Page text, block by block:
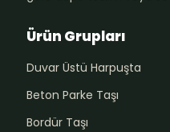
Ürün Grupları
Duvar Üstü Harpuşta
Beton Parke Taşı
Bordür Taşı